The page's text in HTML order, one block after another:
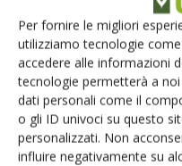
Per fornire le migliori
utilizziamo tecnologie
accedere alle informazioni
tecnologie permetterà a
dati personali come il
o gli ID univoci su questo
personalizzati. Non
influire negativamente su